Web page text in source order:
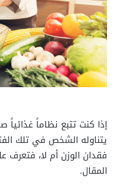
إذا كنت تتبع نظاماً
يتناوله الشخص في تلك
فقدان الوزن أم لا، فتعرف
المقال.